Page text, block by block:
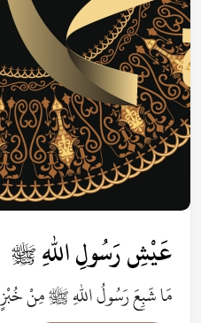
عَيْشِ رَسُولِ اللهِ ﷺ
مَا شَبِعَ رَسُولُ اللهِ ﷺ مِنْ خُبْزٍ